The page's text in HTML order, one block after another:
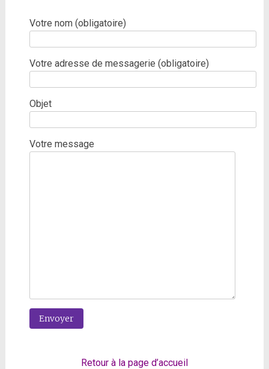
Votre nom (obligatoire)
Votre adresse de messagerie (obligatoire)
Objet
Votre message
Retour à la page d’accueil